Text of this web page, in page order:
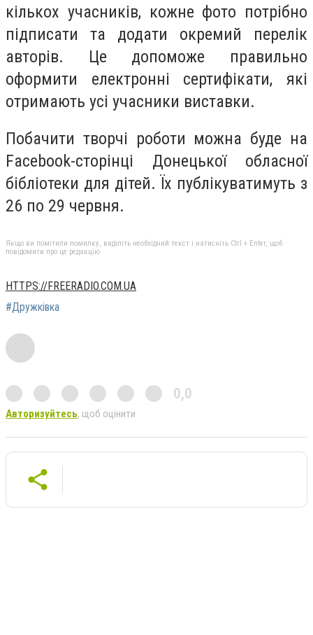
кількох учасників, кожне фото потрібно
підписати та додати окремий перелік
авторів. Це допоможе правильно
оформити електронні сертифікати, які
отримають усі учасники виставки.
Побачити творчі роботи можна буде на
Facebook-сторінці Донецької обласної
бібліотеки для дітей. Їх публікуватимуть з
26 по 29 червня.
Якщо ви помітили помилку, виділіть необхідний текст і натисніть Ctrl + Enter, щоб
повідомити про це редакцію
HTTPS://FREERADIO.COM.UA
#Дружківка
0,0
Авторизуйтесь, щоб оцінити